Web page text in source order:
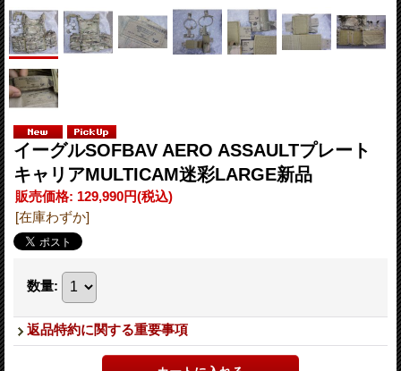
イーグルSOFBAV AERO ASSAULTプレート
キャリアMULTICAM迷彩LARGE新品
販売価格: 129,990円(税込)
[在庫わずか]
数量:
返品特約に関する重要事項